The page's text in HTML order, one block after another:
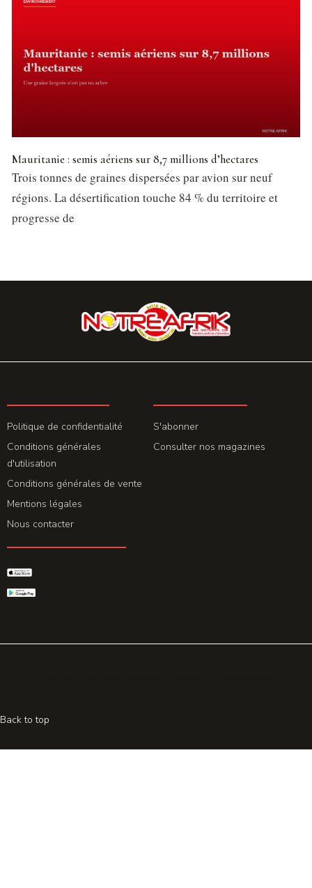
Mauritanie : semis aériens sur 8,7 millions d’hectares
Trois tonnes de graines dispersées par avion sur neuf
régions. La désertification touche 84 % du territoire et
progresse de
Politique de confidentialité
Conditions générales
d'utilisation
Conditions générales de vente
Mentions légales
Nous contacter
S'abonner
Consulter nos magazines
Back to top